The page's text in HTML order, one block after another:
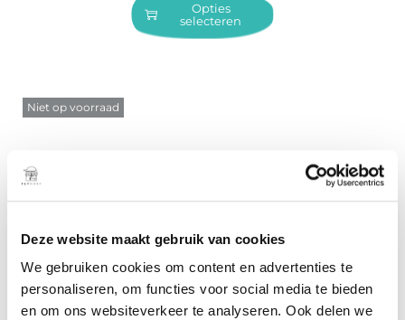
Deze website maakt gebruik van cookies
We gebruiken cookies om content en advertenties te
personaliseren, om functies voor social media te bieden
en om ons websiteverkeer te analyseren. Ook delen we
Opties
selecteren
Niet op voorraad
LIFT4 Pro 4’2